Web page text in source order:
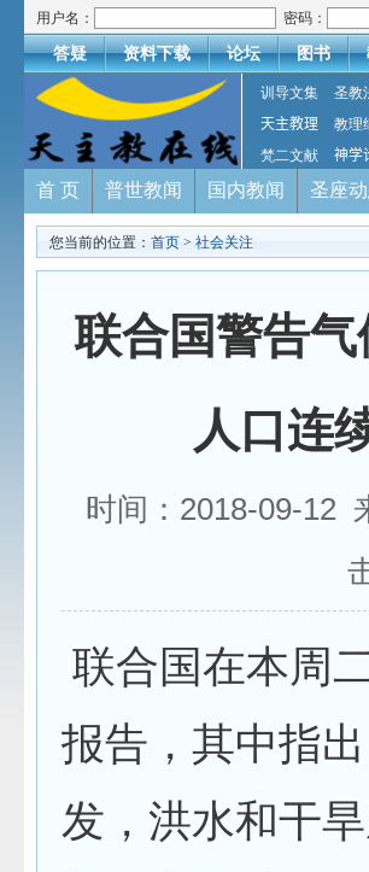
用户名： 密码：
答疑 资料下载 论坛 图书
训导文集 圣教
天主教理
教理
梵二文献
神学
首 页 普世教闻 国内教闻 圣座
您当前的位置： 首页 > 社会关注
联合国警告
人口连
时间：2018-09-12
联合国在本周
报告，其中指
发，洪水和干